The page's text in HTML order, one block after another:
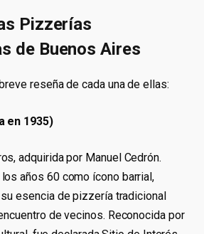
Pizzerías
de Buenos Aires
reseña de cada una de ellas:
en 1935)
adquirida por Manuel Cedrón.
años 60 como ícono barrial,
esencia de pizzería tradicional
de vecinos. Reconocida por